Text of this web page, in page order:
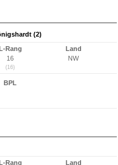
(2)
L-Rang
16
(16)
Land
NW
BPL
L-Rang
Land